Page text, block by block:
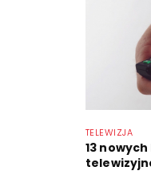
TELEWIZJA
13